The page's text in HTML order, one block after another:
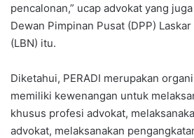
pencalonan,” ucap advokat yang
Dewan Pimpinan Pusat (DPP)
(LBN) itu.
Diketahui, PERADI merupakan
memiliki kewenangan untuk
khusus profesi advokat,
advokat, melaksanakan